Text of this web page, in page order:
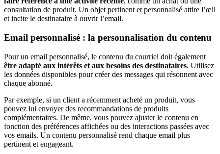
consultation de produit. Un objet pertinent et personnalisé attire l’œil
et incite le destinataire à ouvrir l’email.
Email personnalisé : la personnalisation du contenu
Pour un email personnalisé, le contenu du courriel doit également
être adapté aux intérêts et aux besoins des destinataires. Utilisez
les données disponibles pour créer des messages qui résonnent avec
chaque abonné.
Par exemple, si un client a récemment acheté un produit, vous
pouvez lui envoyer des recommandations de produits
complémentaires. De même, vous pouvez ajuster le contenu en
fonction des préférences affichées ou des interactions passées avec
vos emails. Un contenu personnalisé rend chaque email plus
pertinent et engageant.